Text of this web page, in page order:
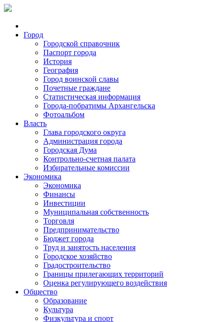
Город
Городской справочник
Паспорт города
История
География
Город воинской славы
Почетные граждане
Статистическая информация
Города-побратимы Архангельска
Фотоальбом
Власть
Глава городского округа
Администрация города
Городская Дума
Контрольно-счетная палата
Избирательные комиссии
Экономика
Экономика
Финансы
Инвестиции
Муниципальная собственность
Торговля
Предпринимательство
Бюджет города
Труд и занятость населения
Городское хозяйство
Градостроительство
Границы прилегающих территорий
Оценка регулирующего воздействия
Общество
Образование
Культура
Физкультура и спорт